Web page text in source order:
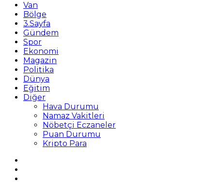
Van
Bölge
3.Sayfa
Gündem
Spor
Ekonomi
Magazin
Politika
Dünya
Eğitim
Diğer
Hava Durumu
Namaz Vakitleri
Nöbetçi Eczaneler
Puan Durumu
Kripto Para